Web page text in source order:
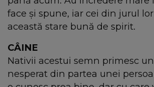
face și spune, iar cei din jurul
această stare bună de spirit.
CÂINE
Nativii acestui semn primesc
nesperat din partea unei